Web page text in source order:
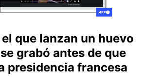
que lanzan un huevo
grabó antes de que
presidencia francesa